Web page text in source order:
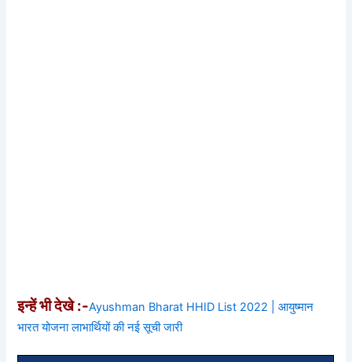
इन्हें भी देखे :-Ayushman Bharat HHID List 2022 | आयुष्मान
भारत योजना लाभार्थियों की नई सूची जारी